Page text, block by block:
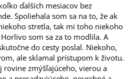
ďalších mesiacov bez
Spoliehala som sa na to, že ak
stretla, tak mi toho niekoho
som sa za to modlila. A
do cesty poslal. Niekoho,
ale sklamal prístupom k životu.
rovine zmýšľajúceho, vierou a